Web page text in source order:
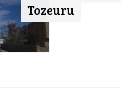
Tozeuru